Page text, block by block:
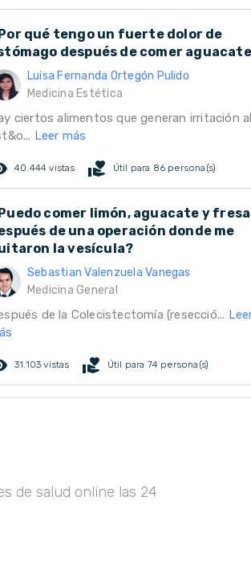
qué tengo un fuerte dolor de
después de comer
Luisa Fernanda Ortegón Pulido
Medicina Estética
ciertos alimentos que generan irritación al
Leer más
40.444 vistas volunteer_activism Útil para 86 persona(s)
comer limón, aguacate y
de una operación donde me
la vesícula?
Sebastian Valenzuela Vanegas
Medicina General
de la Colecistectomía (resecció...
31.103 vistas volunteer_activism Útil para 74 persona(s)
de salud online las 24